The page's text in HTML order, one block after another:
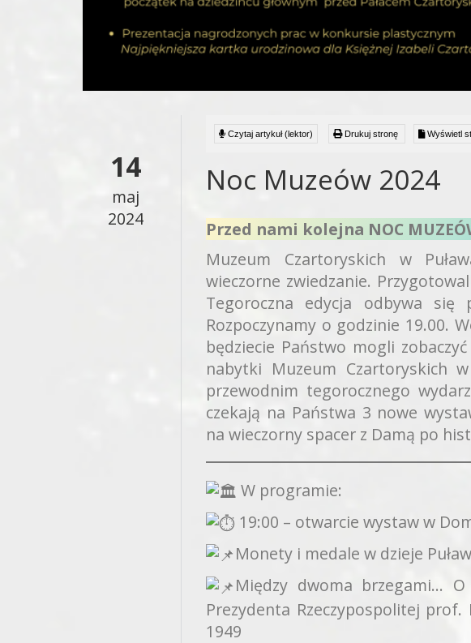
14
maj
2024
Czytaj artykuł (lektor) Drukuj stronę Wyświetl
Noc Muzeów 2024
Przed nami kolejna NOC
Muzeum Czartoryskich w
wieczorne zwiedzanie.
Tegoroczna edycja odbywa się
Rozpoczynamy o godzinie 19.00.
będziecie Państwo mogli
nabytki Muzeum Czartoryskich
przewodnim tegorocznego
czekają na Państwa 3 nowe
na wieczorny spacer z Damą po
W programie:
19:00 – otwarcie wystaw w
Monety i medale w dzieje
Między dwoma brzegami…
Prezydenta Rzeczypospolitej
1949